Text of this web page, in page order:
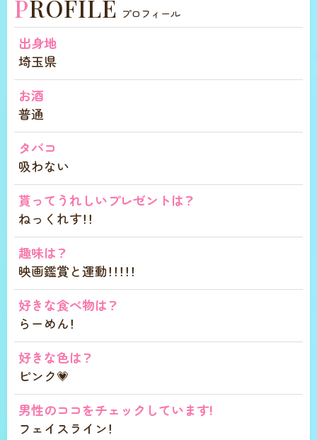
PROFILE プロフィール
出身地
埼玉県
お酒
普通
タバコ
吸わない
貰ってうれしいプレゼントは？
ねっくれす！！
趣味は？
映画鑑賞と運動！！！！！
好きな食べ物は？
らーめん！
好きな色は？
ピンク💗
男性のココをチェックしています!
フェイスライン！